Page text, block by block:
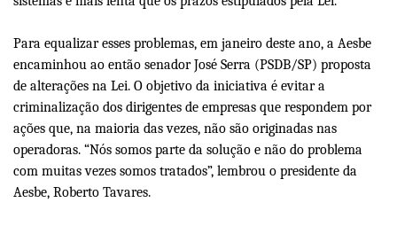
Para equalizar esses problemas, em janeiro deste ano, a Aesbe
encaminhou ao então senador José Serra (PSDB/SP) proposta
de alterações na Lei. O objetivo da iniciativa é evitar a
criminalização dos dirigentes de empresas que respondem por
ações que, na maioria das vezes, não são originadas nas
operadoras. “Nós somos parte da solução e não do problema
com muitas vezes somos tratados”, lembrou o presidente da
Aesbe, Roberto Tavares.